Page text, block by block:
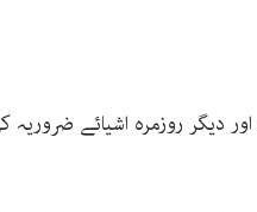
دیگر روزمرہ اشیائے ضروریہ